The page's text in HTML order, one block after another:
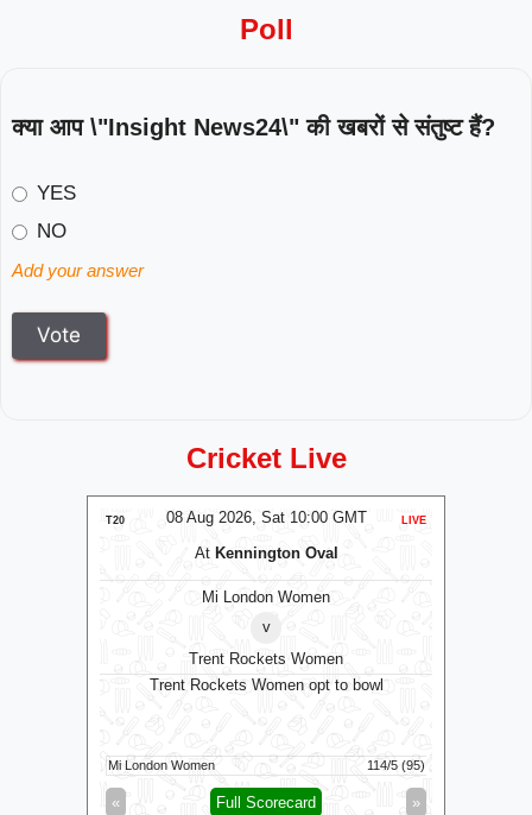
Poll
क्या आप \"Insight News24\" की खबरों से संतुष्ट हैं?
YES
NO
Add your answer
Cricket Live
08 Aug 2026, Sat 10:00 GMT
T20 LIVE
At Kennington Oval
Mi London Women
v
Trent Rockets Women
Trent Rockets Women opt to bowl
Mi London Women 114/5 (95)
« »
Full Scorecard